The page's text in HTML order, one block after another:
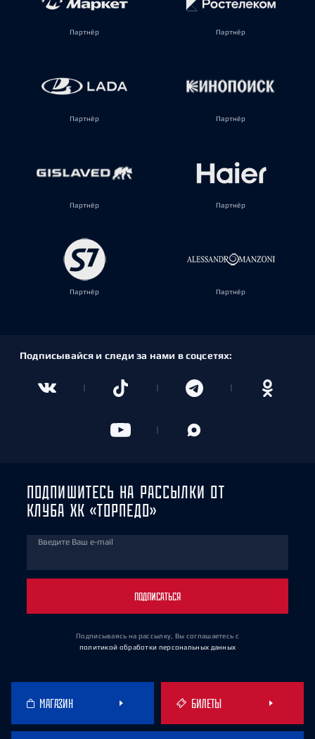
Партнёр Партнёр
Партнёр Партнёр
Партнёр Партнёр
Партнёр Партнёр
Подписывайся и следи за нами в соцсетях:
ПОДПИШИТЕСЬ НА РАССЫЛКИ ОТ
КЛУБА ХК «ТОРПЕДО»
Введите Ваш e-mail
ПОДПИСАТЬСЯ
Подписываясь на рассылку, Вы соглашаетесь с
политикой обработки персональных данных
МАГАЗИН БИЛЕТЫ